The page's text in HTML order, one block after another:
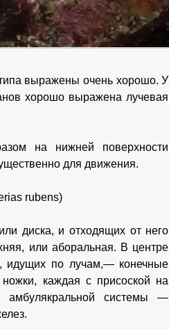
типа выражены очень хорошо. У
хорошо выражена лучевая
на нижней поверхности
для движения.
rubens)
диска, и отходящих от него
или аборальная. В центре
идущих по лучам,— конечные
каждая с присоской на
амбулякральной системы —